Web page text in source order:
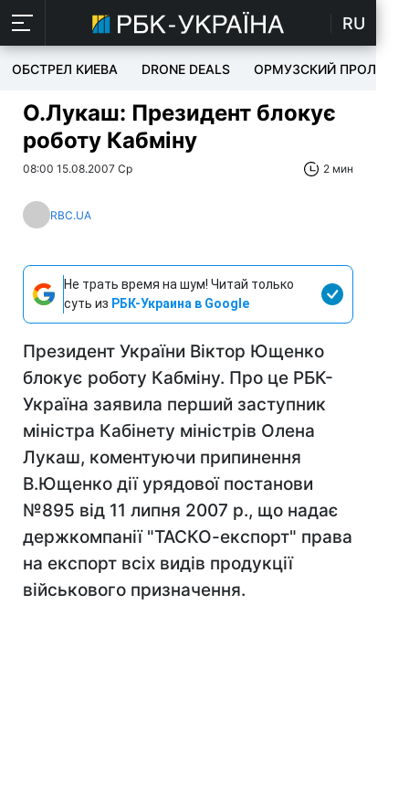
RU
ОБСТРЕЛ КИЕВА DRONE DEALS ОРМУЗСКИЙ ПРОЛИВ
О.Лукаш: Президент блокує
роботу Кабміну
08:00 15.08.2007 Ср 2 мин
RBC.UA
Не трать время на шум! Читай только
суть из РБК-Украина в Google
Президент України Віктор Ющенко
блокує роботу Кабміну. Про це РБК-
Україна заявила перший заступник
міністра Кабінету міністрів Олена
Лукаш, коментуючи припинення
В.Ющенко дії урядової постанови
№895 від 11 липня 2007 р., що надає
держкомпанії "ТАСКО-експорт" права
на експорт всіх видів продукції
військового призначення.